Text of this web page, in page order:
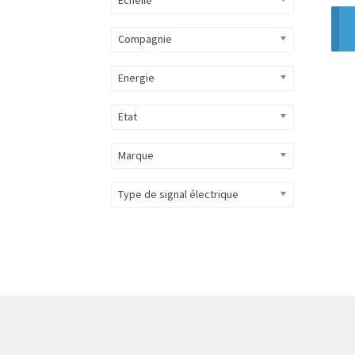
Compagnie
Energie
Etat
Marque
Type de signal électrique